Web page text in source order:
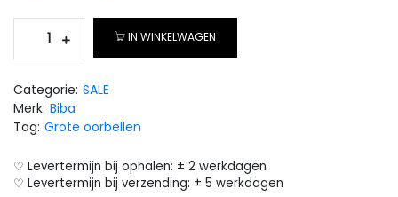
IN WINKELWAGEN
Categorie: SALE
Merk: Biba
Tag: Grote oorbellen
♡ Levertermijn bij ophalen: ± 2 werkdagen
♡ Levertermijn bij verzending: ± 5 werkdagen